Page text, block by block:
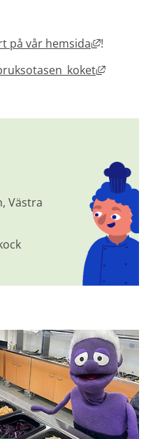
på vår hemsida Länk till
!
Länk
Västra